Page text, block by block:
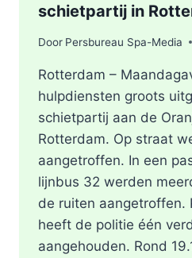
schietpartij in
Door Persbureau Spa-Media
Rotterdam –
hulpdiensten groots
schietpartij aan de
Rotterdam. Op straat
aangetroffen. In een
lijnbus 32 werden
de ruiten aangetroffen.
heeft de politie één
aangehouden. Rond